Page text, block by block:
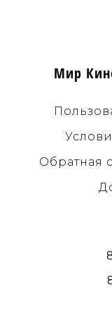
Мир
Обратная